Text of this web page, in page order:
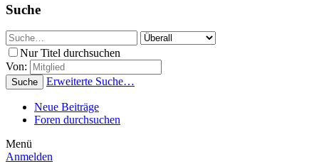
Suche
Nur Titel durchsuchen
Von:
Suche Erweiterte Suche…
Neue Beiträge
Foren durchsuchen
Menü
Anmelden